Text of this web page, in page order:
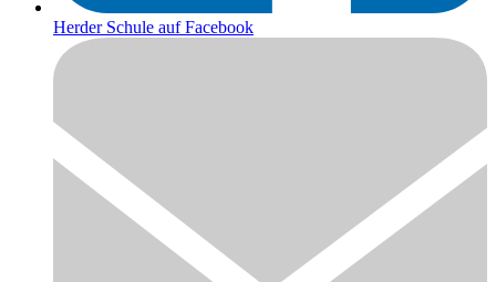
Herder Schule auf Facebook